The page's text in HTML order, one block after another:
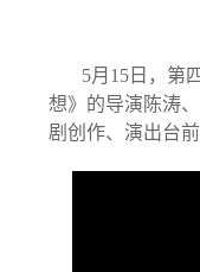
5月15日，第
想》的导演陈涛
剧创作、演出台